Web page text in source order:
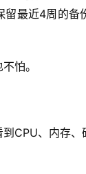
留最近4周的备
怕。
CPU、内存